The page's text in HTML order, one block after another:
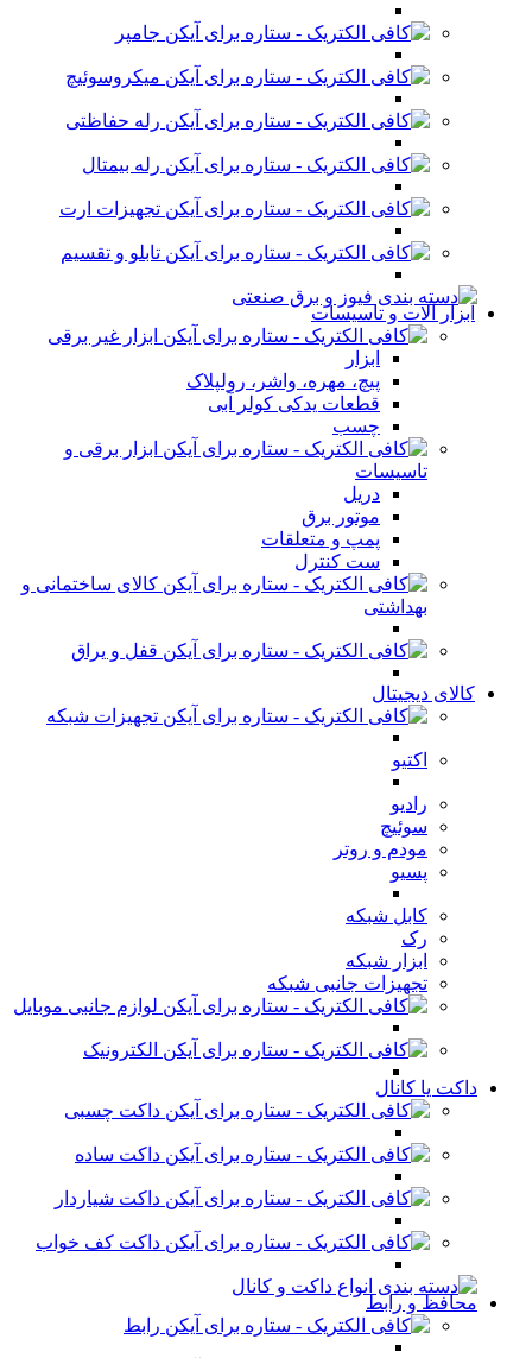
جامپر
میکروسوئیچ
رله حفاظتی
رله بیمتال
تجهیزات ارت
تابلو و تقسیم
ابزار آلات و تاسیسات
ابزار غیر برقی
ابزار
پیچ، مهره، واشر، رولپلاک
قطعات یدکی کولر آبی
چسب
ابزار برقی و
تاسیسات
دریل
موتور برق
پمپ و متعلقات
ست کنترل
کالای ساختمانی و
بهداشتی
قفل و یراق
کالای دیجیتال
تجهیزات شبکه
اکتیو
رادیو
سوئیچ
مودم و روتر
پسیو
کابل شبکه
رک
ابزار شبکه
تجهیزات جانبی شبکه
لوازم جانبی موبایل
الکترونیک
داکت یا کانال
داکت چسبی
داکت ساده
داکت شیاردار
داکت کف خواب
محافظ و رابط
رابط